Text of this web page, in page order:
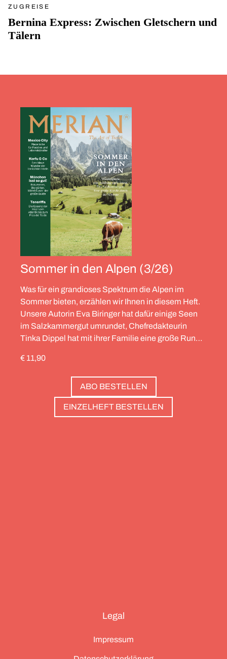
ZUGREISE
Bernina Express: Zwischen Gletschern und
Tälern
Sommer in den Alpen (3/26)
Was für ein grandioses Spektrum die Alpen im
Sommer bieten, erzählen wir Ihnen in diesem Heft.
Unsere Autorin Eva Biringer hat dafür einige Seen
im Salzkammergut umrundet, Chefredakteurin
Tinka Dippel hat mit ihrer Familie eine große Runde
Helfrich ist über viele Gipfel gegangen – von
Salzburg bis nach Triest. Und die Redaktion hat
zwölf Hotels gesammelt, die zweierlei gemeinsam
haben: Sie sind die perfekte Basis, um Gipfel zu
stürmen. Und sie haben wunderschöne Pools, um
€ 11,90
ABO BESTELLEN
EINZELHEFT BESTELLEN
Legal
Impressum